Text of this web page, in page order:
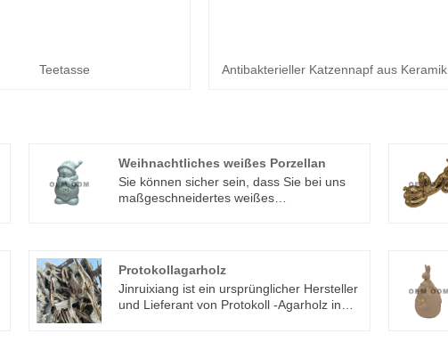
Teetasse Antibakterieller Katzennapf aus Keramik
Weihnachtliches weißes Porzellan
Sie können sicher sein, dass Sie bei uns
maßgeschneidertes weißes
Ihnen rechtzeitig antworten!
Protokollagarholz
Jinruixiang ist ein ursprünglicher Hersteller
und Lieferant von Protokoll -Agarholz in